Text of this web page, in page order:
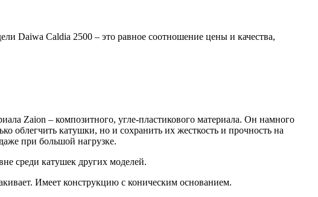
Daiwa Caldia 2500 – это равное соотношение цены и качества,
Zaion – композитного, угле-пластикового материала. Он намного
облегчить катушки, но и сохранить их жесткость и прочность на
при большой нагрузке.
среди катушек других моделей.
Имеет конструкцию с коническим основанием.